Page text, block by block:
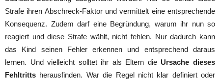
Strafe ihren Abschreck-Faktor und vermittelt eine entsprechende
Konsequenz. Zudem darf eine Begründung, warum ihr nun so
reagiert und diese Strafe wählt, nicht fehlen. Nur dadurch kann
das Kind seinen Fehler erkennen und entsprechend daraus
lernen. Und vielleicht solltet ihr als Eltern die Ursache dieses
Fehltritts herausfinden. War die Regel nicht klar definiert oder